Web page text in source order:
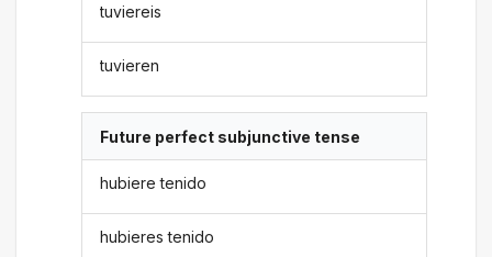
tuviereis
tuvieren
Future perfect subjunctive tense
hubiere tenido
hubieres tenido